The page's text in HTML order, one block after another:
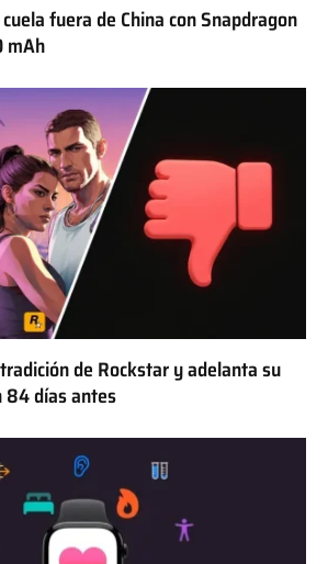
fuera de China con Snapdragon
mAh
de Rockstar y adelanta su
84 días antes